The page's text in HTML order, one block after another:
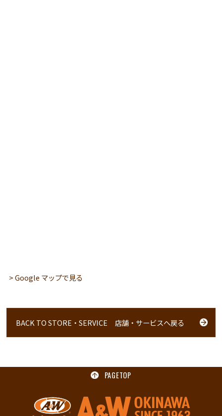
> Google マップで見る
BACK TO STORE・SERVICE 店舗・サービスへ戻る
PAGETOP